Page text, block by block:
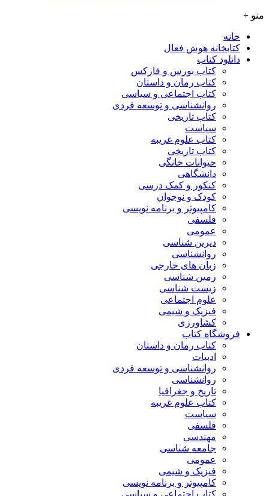
منو +
خانه
کتابخانه هوش فعال
دانلود کتاب
کتاب بورس و فارکس
کتاب رمان و داستان
کتاب اجتماعی و سیاسی
روانشناسی و توسعه فردی
کتاب تاریخی
سیاست
کتاب علوم غریبه
کتاب تاریخی
حیوانات خانگی
دانشگاهی
کنکور و کمک‌ درسی
کودک و نوجوان
کامپیوتر و برنامه نویسی
فلسفی
عمومی
دیرین شناسی
روانشناسی
زبان های خارجی
زمین شناسی
زیست شناسی
علوم اجتماعی
فیزیک و شیمی
کشاورزی
فروشگاه کتاب
کتاب رمان و داستان
ادبیات
روانشناسی و توسعه فردی
روانشناسی
تاریخ و جغرافیا
کتاب علوم غریبه
سیاست
فلسفی
مهندسی
جامعه شناسی
عمومی
فیزیک و شیمی
کامپیوتر و برنامه نویسی
کتاب اجتماعی و سیاسی